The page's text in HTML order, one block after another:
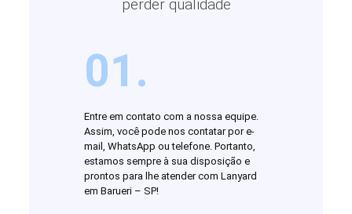
perder qualidade
01.
Entre em contato com a nossa equipe.
Assim, você pode nos contatar por e-
mail, WhatsApp ou telefone. Portanto,
estamos sempre à sua disposição e
prontos para lhe atender com Lanyard
em Barueri – SP!